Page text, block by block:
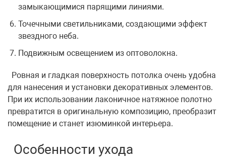
замыкающимися парящими линиями.
Точечными светильниками, создающими эффект
звездного неба.
Подвижным освещением из оптоволокна.
Ровная и гладкая поверхность потолка очень удобна
для нанесения и установки декоративных элементов.
При их использовании лаконичное натяжное полотно
превратится в оригинальную композицию, преобразит
помещение и станет изюминкой интерьера.
Особенности ухода